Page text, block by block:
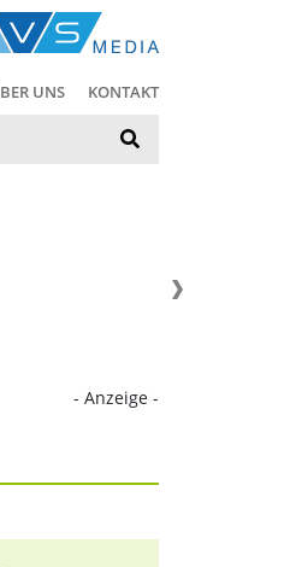
UNS KONTAKT
- Anzeige -